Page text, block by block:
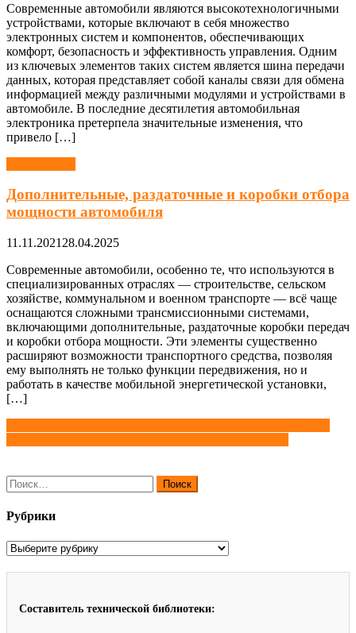
Современные автомобили являются высокотехнологичными
устройствами, которые включают в себя множество
электронных систем и компонентов, обеспечивающих
комфорт, безопасность и эффективность управления. Одним
из ключевых элементов таких систем является шина передачи
данных, которая представляет собой каналы связи для обмена
информацией между различными модулями и устройствами в
автомобиле. В последние десятилетия автомобильная
электроника претерпела значительные изменения, что
привело […]
Дополнительные, раздаточные и коробки отбора
мощности автомобиля
11.11.2021 28.04.2025
Современные автомобили, особенно те, что используются в
специализированных отраслях — строительстве, сельском
хозяйстве, коммунальном и военном транспорте — всё чаще
оснащаются сложными трансмиссионными системами,
включающими дополнительные, раздаточные коробки передач
и коробки отбора мощности. Эти элементы существенно
расширяют возможности транспортного средства, позволяя
ему выполнять не только функции передвижения, но и
работать в качестве мобильной энергетической установки,
[…]
Навигация
по
записям
Найти:
Рубрики
Рубрики
Составитель технической библиотеки: